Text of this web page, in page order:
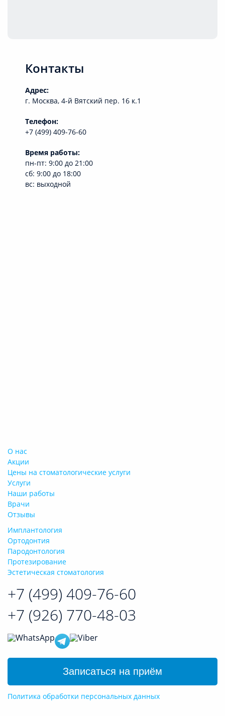
Контакты
Адрес:
г. Москва, 4-й Вятский пер. 16 к.1
Телефон:
+7 (499) 409-76-60
Время работы:
пн-пт: 9:00 до 21:00
сб: 9:00 до 18:00
вс: выходной
О нас
Акции
Цены на стоматологические услуги
Услуги
Наши работы
Врачи
Отзывы
Имплантология
Ортодонтия
Пародонтология
Протезирование
Эстетическая стоматология
+7 (499) 409-76-60
+7 (926) 770-48-03
Записаться на приём
Политика обработки персональных данных